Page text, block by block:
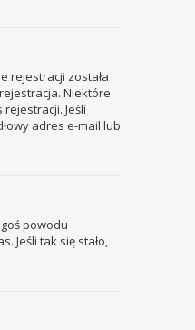
rejestracji została
Niektóre
Jeśli
adres e-mail lub
powodu
Jeśli tak się stało,